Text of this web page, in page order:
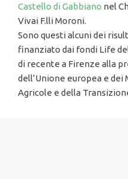
Castello di Gabbiano nel
Vivai F.lli Moroni.
Sono questi alcuni dei
finanziato dai fondi Life
di recente a Firenze alla
dell’Unione europea e
Agricole e della